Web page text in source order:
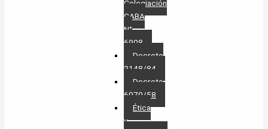
Colegiación
CABA
N°
6908
Decreto
2148/84
Decreto
6070/58
Ética
y